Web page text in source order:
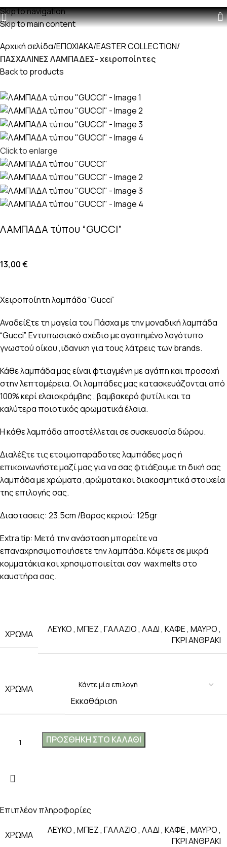
Skip to navigation
Skip to main content
0
Αρχική σελίδα ΕΠΟΧΙΑΚΑ EASTER COLLECTION
ΠΑΣΧΑΛΙΝΕΣ ΛΑΜΠΑΔΕΣ- χειροποίητες
Back to products
Click to enlarge
ΛΑΜΠΑΔΑ τύπου “GUCCI”
13,00€
Χειροποίητη λαμπάδα “Gucci”
Αναδείξτε τη μαγεία του Πάσχα με την μοναδική λαμπάδα
“Gucci”. Εντυπωσιακό σχέδιο με αγαπημένο λογότυπο
γνωστού οίκου ,ιδανικη για τους λάτρεις των brands.
Κάθε λαμπάδα μας είναι φτιαγμένη με αγάπη και προσοχή
στην λεπτομέρεια. Οι λαμπάδες μας κατασκευάζονται από
100% κερί ελαιοκράμβης , βαμβακερό φυτίλι και τα
καλύτερα ποιοτικός αρωματικά έλαια.
Η κάθε λαμπάδα αποστέλλεται σε συσκευασία δώρου.
Διαλέξτε τις ετοιμοπαράδοτες λαμπάδες μας ή
επικοινωνήστε μαζί μας για να σας φτιάξουμε τη δική σας
λαμπάδα με χρώματα ,αρώματα και διακοσμητικά στοιχεία
της επιλογής σας.
Διαστασεις: 23.5cm /Βαρος κεριού: 125gr
Extra tip: Μετά την ανάσταση μπορείτε να
επαναχρησιμοποιήσετε την λαμπάδα. Κόψετε σε μικρά
κομματάκια και χρησιμοποιείται σαν wax melts στο
καυστήρα σας.
ΧΡΩΜΑ ΛΕΥΚΟ, ΜΠΕΖ, ΓΑΛΑΖΙΟ, ΛΑΔΙ, ΚΑΦΕ, ΜΑΥΡΟ,
ΓΚΡΙ ΑΝΘΡΑΚΙ
ΧΡΩΜΑ
Εκκαθάριση
ΠΡΟΣΘΉΚΗ ΣΤΟ ΚΑΛΆΘΙ
Επιπλέον πληροφορίες
ΧΡΩΜΑ ΛΕΥΚΟ, ΜΠΕΖ, ΓΑΛΑΖΙΟ, ΛΑΔΙ, ΚΑΦΕ, ΜΑΥΡΟ,
ΓΚΡΙ ΑΝΘΡΑΚΙ